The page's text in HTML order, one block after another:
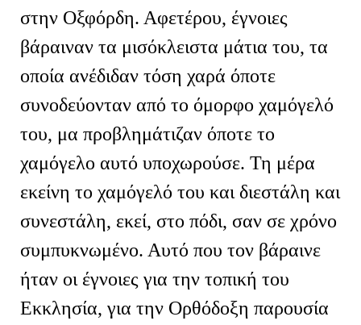
στην Οξφόρδη. Αφετέρου, έγνοιες
βάραιναν τα μισόκλειστα μάτια του, τα
οποία ανέδιδαν τόση χαρά όποτε
συνοδεύονταν από το όμορφο χαμόγελό
του, μα προβλημάτιζαν όποτε το
χαμόγελο αυτό υποχωρούσε. Τη μέρα
εκείνη το χαμόγελό του και διεστάλη και
συνεστάλη, εκεί, στο πόδι, σαν σε χρόνο
συμπυκνωμένο. Αυτό που τον βάραινε
ήταν οι έγνοιες για την τοπική του
Εκκλησία, για την Ορθόδοξη παρουσία